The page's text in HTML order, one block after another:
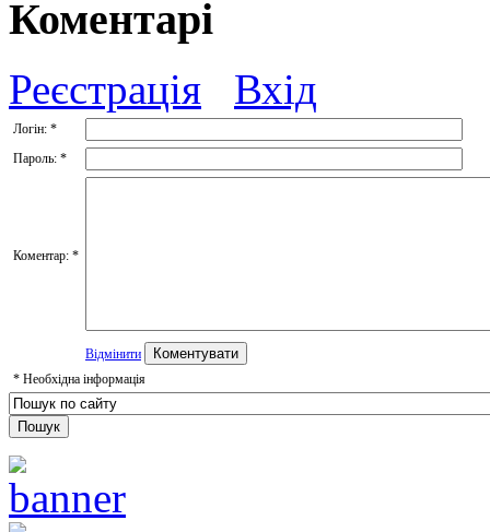
Коментарі
Реєстрація Вхід
Логін: *
Пароль: *
Коментар: *
Відмінити
* Необхідна інформація